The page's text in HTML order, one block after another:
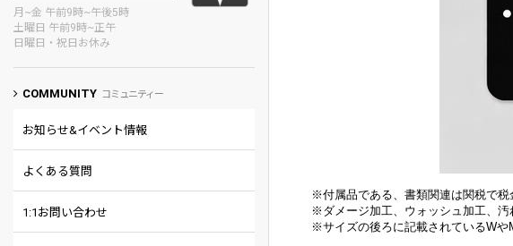
月~金 午前9時~午後5時
土曜日 午前9時~正午
日曜日・祝日お休み
COMMUNITY コミュニティー
お知らせ&イベント情報
よくある質問
1:1お問い合わせ
※付属品である、書類関連は関税で税
※ ダメージ加工、 ウォッシュ加工、
※サイズの後ろに記載されているWや